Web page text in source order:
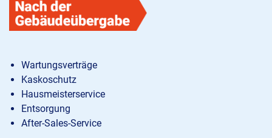
Wartungsverträge
Kaskoschutz
Hausmeisterservice
Entsorgung
After-Sales-Service